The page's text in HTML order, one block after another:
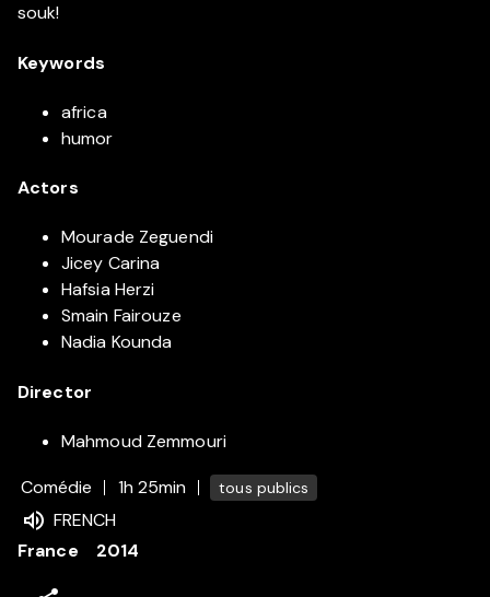
souk!
Keywords
africa
humor
Actors
Mourade Zeguendi
Jicey Carina
Hafsia Herzi
Smain Fairouze
Nadia Kounda
Director
Mahmoud Zemmouri
Comédie
1h 25min tous publics
FRENCH
France
2014